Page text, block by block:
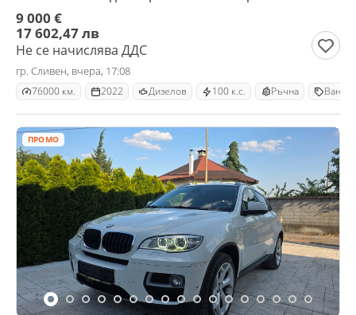
9 000 €
17 602,47 лв
Не се начислява ДДС
гр. Сливен, вчера, 17:08
76000 км. 2022 Дизелов 100 к.с. Ръчна Ван
ПРОМО